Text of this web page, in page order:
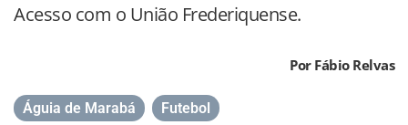
Acesso com o União Frederiquense.
Por Fábio Relvas
Águia de Marabá Futebol